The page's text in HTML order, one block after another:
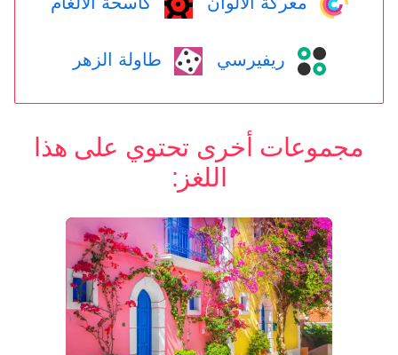
ريفيرسي طاولة الزهر
مجموعات أخرى تحتوي على هذا
اللغز: